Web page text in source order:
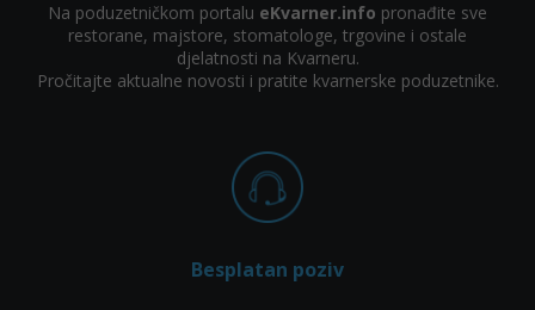
Na poduzetničkom portalu eKvarner.info pronađite sve
restorane, majstore, stomatologe, trgovine i ostale
djelatnosti na Kvarneru.
Pročitajte aktualne novosti i pratite kvarnerske poduzetnike.
Besplatan poziv